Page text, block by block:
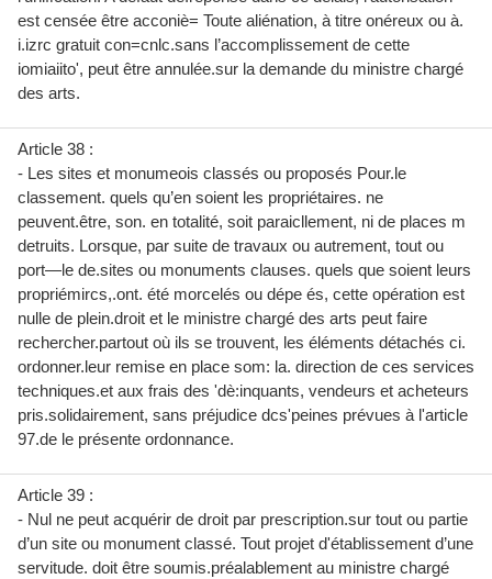
est censée être acconiè= Toute aliénation, à titre onéreux ou à.
i.izrc gratuit con=cnlc.sans l’accomplissement de cette
iomiaiito', peut être annulée.sur la demande du ministre chargé
des arts.
Article 38 :
- Les sites et monumeois classés ou proposés Pour.le
classement. quels qu’en soient les propriétaires. ne
peuvent.être, son. en totalité, soit paraicllement, ni de places m
detruits. Lorsque, par suite de travaux ou autrement, tout ou
port—le de.sites ou monuments clauses. quels que soient leurs
propriémircs,.ont. été morcelés ou dépe és, cette opération est
nulle de plein.droit et le ministre chargé des arts peut faire
rechercher.partout où ils se trouvent, les éléments détachés ci.
ordonner.leur remise en place som: la. direction de ces services
techniques.et aux frais des 'dè:inquants, vendeurs et acheteurs
pris.solidairement, sans préjudice dcs'peines prévues à l'article
97.de le présente ordonnance.
Article 39 :
- Nul ne peut acquérir de droit par prescription.sur tout ou partie
d’un site ou monument classé. Tout projet d'établissement d’une
servitude. doit être soumis.préalablement au ministre chargé